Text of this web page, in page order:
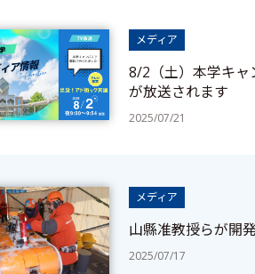
メディア
8/2（土）本学キャ
が放送されます
2025/07/21
メディア
山縣准教授らが開
2025/07/17